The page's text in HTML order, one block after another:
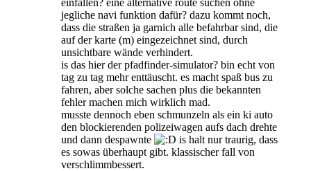
jegliche navi funktion dafür? dazu kommt noch,
dass die straßen ja garnich alle befahrbar sind, die
auf der karte (m) eingezeichnet sind, durch
unsichtbare wände verhindert.
is das hier der pfadfinder-simulator? bin echt von
tag zu tag mehr enttäuscht. es macht spaß bus zu
fahren, aber solche sachen plus die bekannten
fehler machen mich wirklich mad.
musste dennoch eben schmunzeln als ein ki auto
den blockierenden polizeiwagen aufs dach drehte
und dann despawnte
is halt nur traurig, dass
es sowas überhaupt gibt. klassischer fall von
verschlimmbessert.